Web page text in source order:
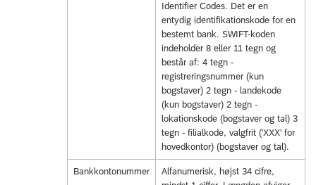
Identifier Codes. Det er en
entydig identifikationskode for en
bestemt bank. SWIFT-koden
indeholder 8 eller 11 tegn og
består af: 4 tegn -
registreringsnummer (kun
bogstaver) 2 tegn - landekode
(kun bogstaver) 2 tegn -
lokationskode (bogstaver og tal) 3
tegn - filialkode, valgfrit ('XXX' for
hovedkontor) (bogstaver og tal).
Bankkontonummer
Alfanumerisk, højst 34 cifre,